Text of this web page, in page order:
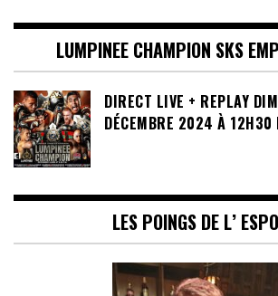
LUMPINEE CHAMPION SKS
DIRECT LIVE + REPLAY
DÉCEMBRE 2024 À 12H30
LES POINGS DE L’